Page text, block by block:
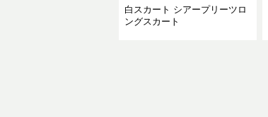
白スカート シアープリーツロ
ングスカート